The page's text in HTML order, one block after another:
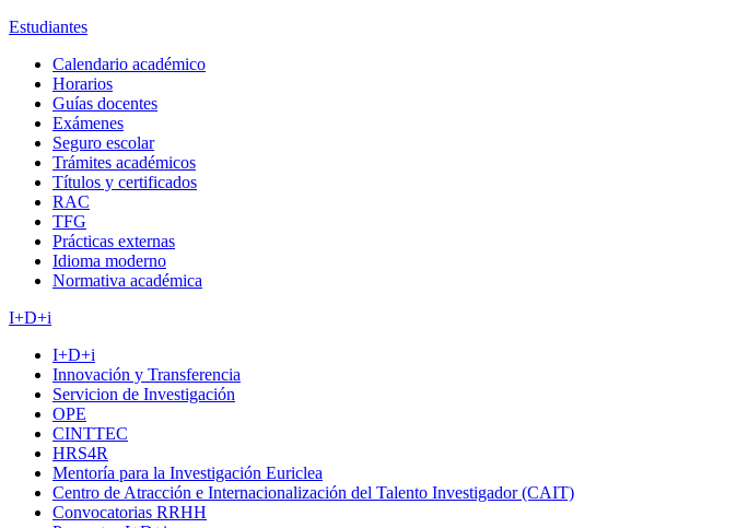
Estudiantes
Calendario académico
Horarios
Guías docentes
Exámenes
Seguro escolar
Trámites académicos
Títulos y certificados
RAC
TFG
Prácticas externas
Idioma moderno
Normativa académica
I+D+i
I+D+i
Innovación y Transferencia
Servicion de Investigación
OPE
CINTTEC
HRS4R
Mentoría para la Investigación Euriclea
Centro de Atracción e Internacionalización del Talento Investigador (CAIT)
Convocatorias RRHH